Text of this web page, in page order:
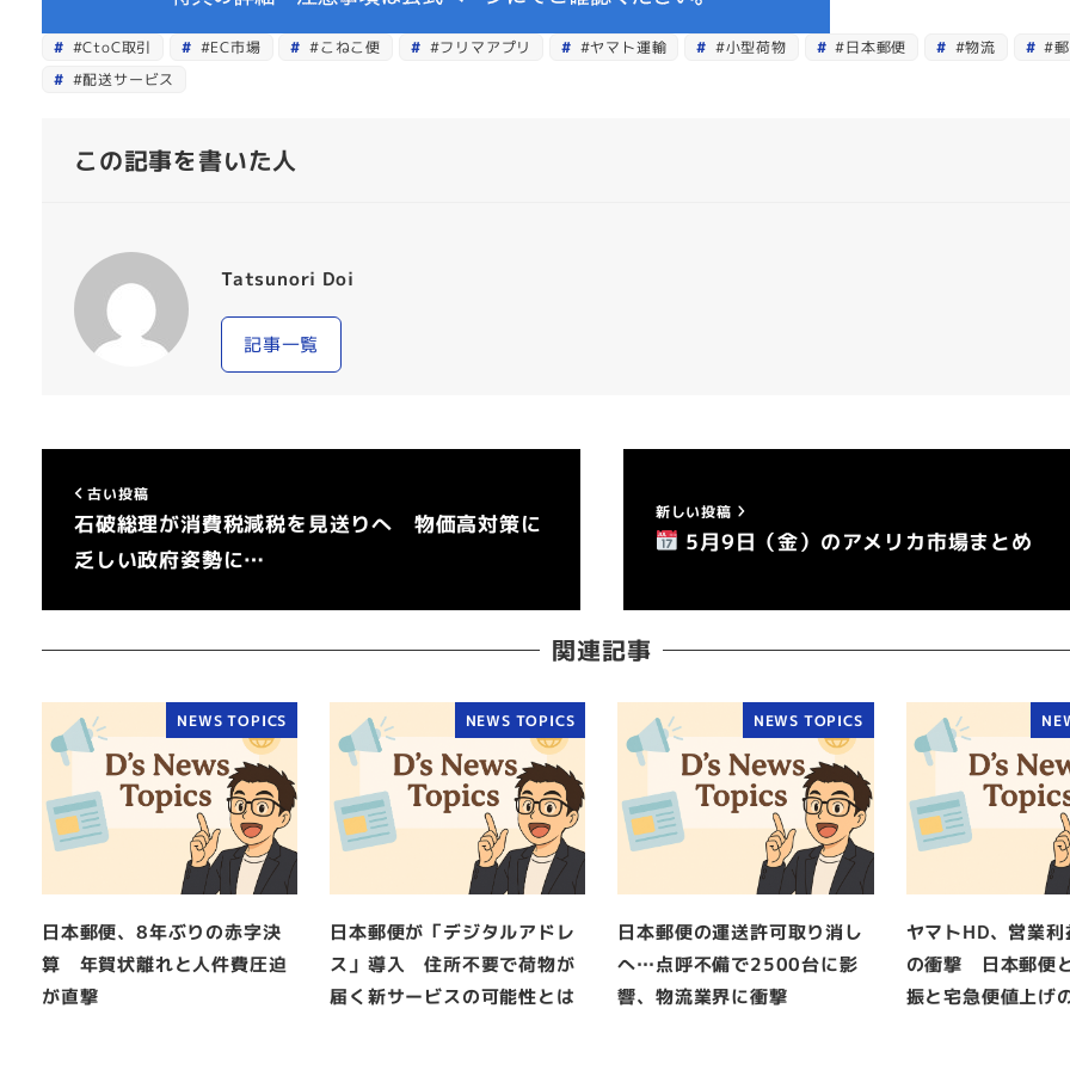
#CtoC取引 #EC市場 #こねこ便 #フリマアプリ #ヤマト運輸 #小型荷物 #日本郵便 #物流
#
#配送サービス
この記事を書いた人
Tatsunori Doi
記事一覧
古い投稿
石破総理が消費税減税を見送りへ 物価高対策に
乏しい政府姿勢に…
新しい投稿
5月9日（金）のアメリカ市場まとめ
関連記事
NEWS TOPICS
日本郵便、8年ぶりの赤字決
算 年賀状離れと人件費圧迫
が直撃
NEWS TOPICS
日本郵便が「デジタルアドレ
ス」導入 住所不要で荷物が
届く新サービスの可能性とは
NEWS TOPICS
日本郵便の運送許可取り消し
へ…点呼不備で2500台に影
響、物流業界に衝撃
ヤマトHD、営業
の衝撃 日本郵便
振と宅急便値上げ